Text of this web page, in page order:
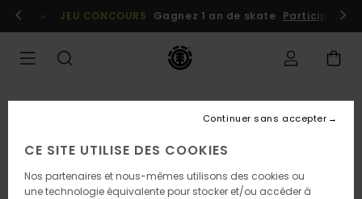
la
des
Se connecter / s'inscrire
JEU CONCOURS Gagnez 1 an de skate Participez
& Jeans Sweats Vestes & Manteaux
CE SITE UTILISE DES COOKIES
Nos partenaires et nous-mêmes utilisons des cookies ou
une technologie équivalente pour stocker et/ou accéder à
Continuer sans accepter